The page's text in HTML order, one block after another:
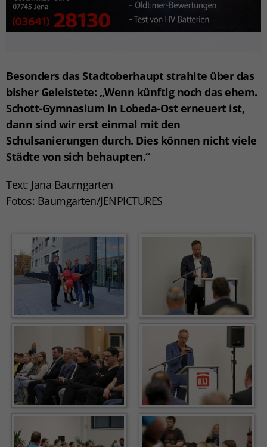
Besonders das Stadtoberhaupt strahlte über das
bisher Geleistete: „Wenn künftig noch das ehem.
Schott-Gymnasium in Lobeda-Ost erneuert ist,
dann sind wir erst einmal mit den
Schulsanierungen durch. Dies können nicht viele
Städte von sich behaupten.“
Text: Jana Baumgarten
Fotos: Baumgarten/JENPICTURES